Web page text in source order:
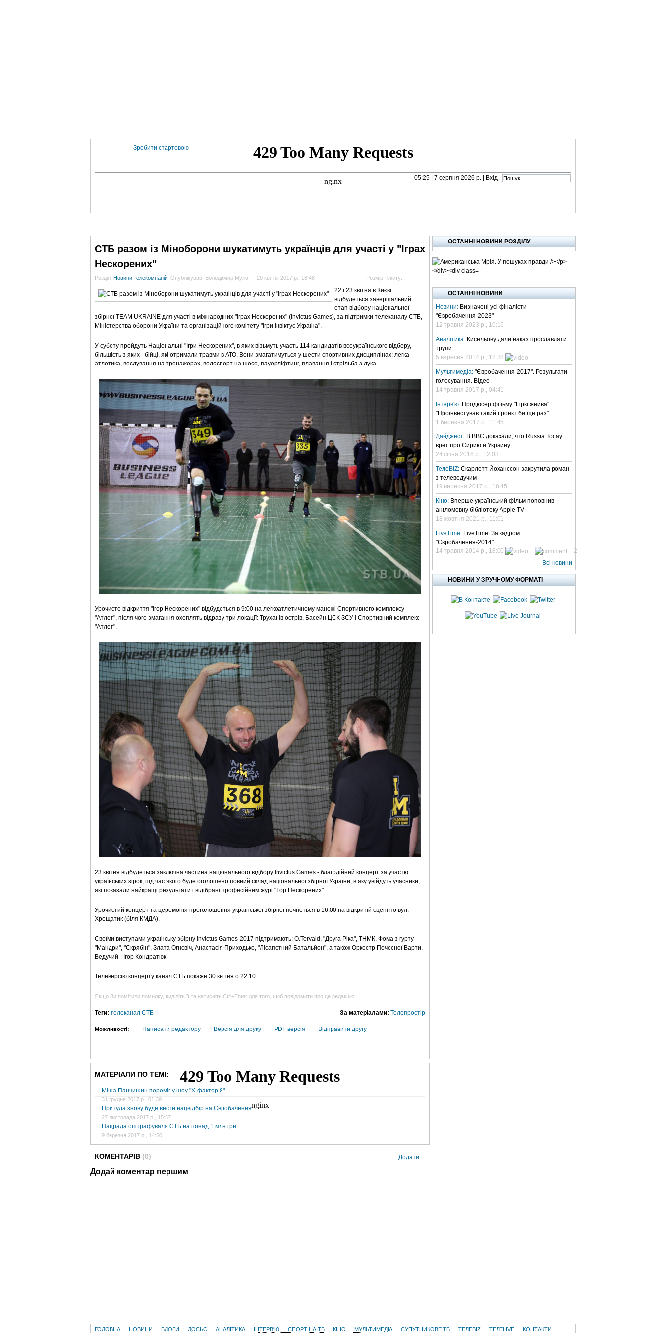
Зробити стартовою
05:25 | 7 серпня 2026 р. | Вхід
СТБ разом із Міноборони шукатимуть українців для участі у "Іграх
Нескорених"
Розмір тексту:
Розділ: Новини телекомпаній Опублікував: Володимир Мула 20 квітня 2017 р., 18:48
22 і 23 квітня в Києві
відбудеться завершальний
етап відбору національної
збірної TEAM UKRAINE для участі в міжнародних "Іграх Нескорених" (Invictus Games), за підтримки телеканалу СТБ,
Міністерства оборони України та організаційного комітету "Ігри Інвіктус Україна".
У суботу пройдуть Національні "Ігри Нескорених", в яких візьмуть участь 114 кандидатів всеукраїнського відбору,
більшість з яких - бійці, які отримали травми в АТО. Вони змагатимуться у шести спортивних дисциплінах: легка
атлетика, веслування на тренажерах, велоспорт на шосе, пауерліфтинг, плавання і стрільба з лука.
Урочисте відкриття "Ігор Нескорених" відбудеться в 9:00 на легкоатлетичному манежі Спортивного комплексу
"Атлет", після чого змагання охоплять відразу три локації: Труханів острів, Басейн ЦСК ЗСУ і Спортивний комплекс
"Атлет".
23 квітня відбудеться заключна частина національного відбору Invictus Games - благодійний концерт за участю
українських зірок, під час якого буде оголошено повний склад національної збірної України, в яку увійдуть учасники,
які показали найкращі результати і відібрані професійним журі "Ігор Нескорених".
Урочистий концерт та церемонія проголошення української збірної почнеться в 16:00 на відкритій сцені по вул.
Хрещатик (біля КМДА).
Своїми виступами українську збірну Invictus Games-2017 підтримають: O.Torvald, "Друга Ріка", ТНМК, Фома з гурту
"Мандри", "Скрябін", Злата Огнєвіч, Анастасія Приходько, "Лісапетний Батальйон", а також Оркестр Почесної Варти.
Ведучий - Ігор Кондратюк.
Телеверсію концерту канал СТБ покаже 30 квітня о 22:10.
Якщо Ви помітили помилку, виділіть її та натисніть Ctrl+Enter для того, щоб повідомити про це редакцію
За матеріалами: Телепростір
Теги: телеканал СТБ
Можливості: Написати редактору Версія для друку PDF версія Відправити другу
МАТЕРІАЛИ ПО ТЕМІ:
Міша Панчишин переміг у шоу "Х-фактор 8"
31 грудня 2017 р., 01:39
Притула знову буде вести нацвідбір на Євробачення
27 листопада 2017 р., 15:57
Нацрада оштрафувала СТБ на понад 1 млн грн
9 березня 2017 р., 14:50
Додати
КОМЕНТАРІВ (0)
Додай коментар першим
ОСТАННІ НОВИНИ РОЗДІЛУ
ОСТАННІ НОВИНИ
Новини: Визначені усі фіналісти
"Євробачення-2023"
12 травня 2023 р., 10:16
Аналітика: Кисельову дали наказ прославляти
трупи
5 вересня 2014 р., 12:38
Мультимедіа: "Євробачення-2017". Результати
голосування. Відео
14 травня 2017 р., 04:41
Інтерв'ю: Продюсер фільму "Гіркі жнива":
"Проінвестував такий проект би ще раз"
1 березня 2017 р., 11:45
Дайджест: В BBC доказали, что Russia Today
врет про Сирию и Украину
24 січня 2016 р., 12:03
ТелеBIZ: Скарлетт Йоханссон закрутила роман
з телеведучим
19 вересня 2017 р., 18:45
Кіно: Вперше український фільм поповнив
англомовну бібліотеку Apple TV
18 жовтня 2021 р., 11:01
LiveTime: LiveTime. За кадром
"Євробачення-2014"
14 травня 2014 р., 18:00
2
Всі новини
НОВИНИ У ЗРУЧНОМУ ФОРМАТІ
ГОЛОВНА НОВИНИ БЛОГИ ДОСЬЄ АНАЛІТИКА ІНТЕРВ'Ю СПОРТ НА ТБ КІНО МУЛЬТИМЕДІА СУПУТНИКОВЕ ТБ ТЕЛЕBIZ ТЕЛЕLIVE КОНТАКТИ